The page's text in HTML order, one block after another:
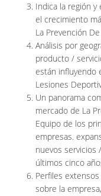
Indica la región
el crecimiento
La Prevención
Análisis por
producto /
están influyendo
Lesiones
Un panorama
mercado de La
Equipo de los
empresas.
nuevos servicios
últimos cinco
Perfiles
sobre la